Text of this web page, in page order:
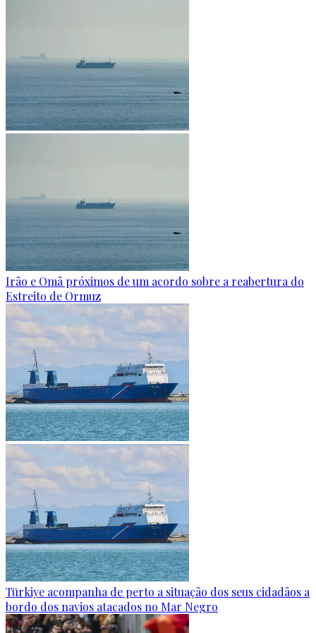
Irão e Omã próximos de um acordo sobre a reabertura do
Estreito de Ormuz
Türkiye acompanha de perto a situação dos seus cidadãos a
bordo dos navios atacados no Mar Negro